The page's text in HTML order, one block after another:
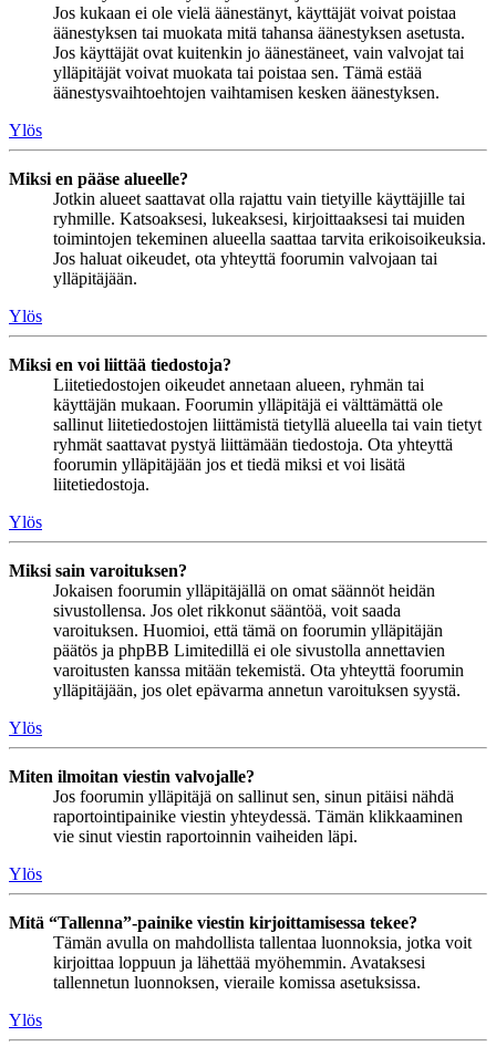
Jos kukaan ei ole vielä äänestänyt, käyttäjät voivat poistaa
äänestyksen tai muokata mitä tahansa äänestyksen asetusta.
Jos käyttäjät ovat kuitenkin jo äänestäneet, vain valvojat tai
ylläpitäjät voivat muokata tai poistaa sen. Tämä estää
äänestysvaihtoehtojen vaihtamisen kesken äänestyksen.
Ylös
Miksi en pääse alueelle?
Jotkin alueet saattavat olla rajattu vain tietyille käyttäjille tai
ryhmille. Katsoaksesi, lukeaksesi, kirjoittaaksesi tai muiden
toimintojen tekeminen alueella saattaa tarvita erikoisoikeuksia.
Jos haluat oikeudet, ota yhteyttä foorumin valvojaan tai
ylläpitäjään.
Ylös
Miksi en voi liittää tiedostoja?
Liitetiedostojen oikeudet annetaan alueen, ryhmän tai
käyttäjän mukaan. Foorumin ylläpitäjä ei välttämättä ole
sallinut liitetiedostojen liittämistä tietyllä alueella tai vain tietyt
ryhmät saattavat pystyä liittämään tiedostoja. Ota yhteyttä
foorumin ylläpitäjään jos et tiedä miksi et voi lisätä
liitetiedostoja.
Ylös
Miksi sain varoituksen?
Jokaisen foorumin ylläpitäjällä on omat säännöt heidän
sivustollensa. Jos olet rikkonut sääntöä, voit saada
varoituksen. Huomioi, että tämä on foorumin ylläpitäjän
päätös ja phpBB Limitedillä ei ole sivustolla annettavien
varoitusten kanssa mitään tekemistä. Ota yhteyttä foorumin
ylläpitäjään, jos olet epävarma annetun varoituksen syystä.
Ylös
Miten ilmoitan viestin valvojalle?
Jos foorumin ylläpitäjä on sallinut sen, sinun pitäisi nähdä
raportointipainike viestin yhteydessä. Tämän klikkaaminen
vie sinut viestin raportoinnin vaiheiden läpi.
Ylös
Mitä “Tallenna”-painike viestin kirjoittamisessa tekee?
Tämän avulla on mahdollista tallentaa luonnoksia, jotka voit
kirjoittaa loppuun ja lähettää myöhemmin. Avataksesi
tallennetun luonnoksen, vieraile komissa asetuksissa.
Ylös